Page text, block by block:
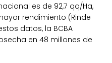
es de 92,7 qq/Ha,
rendimiento (Rinde
datos, la BCBA
en 48 millones de